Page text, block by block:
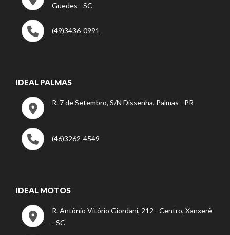
Guedes - SC
(49)3436-0991
IDEAL PALMAS
R. 7 de Setembro, S/N Dissenha, Palmas - PR
(46)3262-4549
IDEAL MOTOS
R. Antônio Vitório Giordani, 212 - Centro, Xanxerê
- SC